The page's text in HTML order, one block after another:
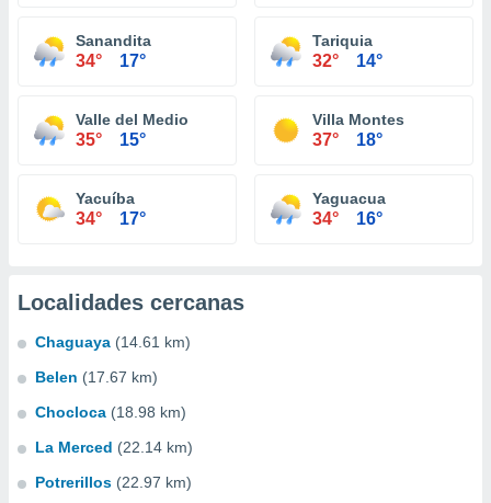
Sanandita
34° 17°
Tariquia
32° 14°
Valle del Medio
35° 15°
Villa Montes
37° 18°
Yacuíba
34° 17°
Yaguacua
34° 16°
Localidades cercanas
Chaguaya (14.61 km)
Belen (17.67 km)
Chocloca (18.98 km)
La Merced (22.14 km)
Potrerillos (22.97 km)